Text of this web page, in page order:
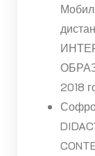
2018